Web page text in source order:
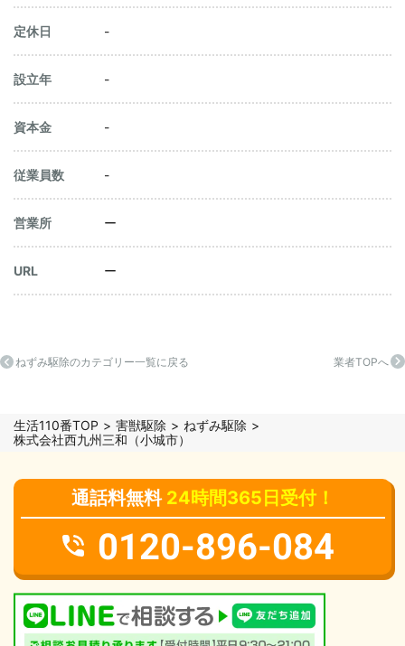
資本金 -
従業員数 -
営業所 ー
定休日 -
URL ー
設立年 -
ねずみ駆除のカテゴリー一覧に戻る 業者TOPへ
生活110番TOP 害獣駆除
ねずみ駆除
株式会社西九州三和（小城市）
通話料無料 24時間365日受付！
0120-896-084